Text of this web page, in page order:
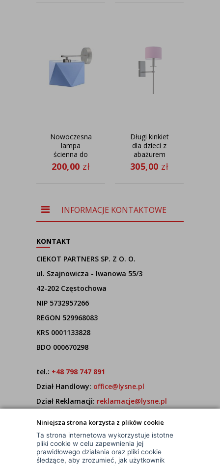
Niniejsza strona korzysta z plików cookie
Ta strona internetowa wykorzystuje istotne
pliki cookie w celu zapewnienia jej
prawidłowego działania oraz pliki cookie
śledzące, aby zrozumieć, jak użytkownik
Nowoczesna
lampa
ścienna do
pokoju
dziecka
200,00 zł
Długi kinkiet
dla dzieci z
abażurem
VADUZ
305,00 zł
INFORMACJE KONTAKTOWE
KONTAKT
CIEKOT PARTNERS SP. Z O. O.
ul. Szajnowicza - Iwanowa 55/3
42-202 Częstochowa
NIP 5732957266
REGON 529968083
KRS 0001133828
BDO 000670298
tel.: +48 798 747 891
Dział Handlowy: office@lysne.pl
Dział Reklamacji: reklamacje@lysne.pl
7:00 - 15:00